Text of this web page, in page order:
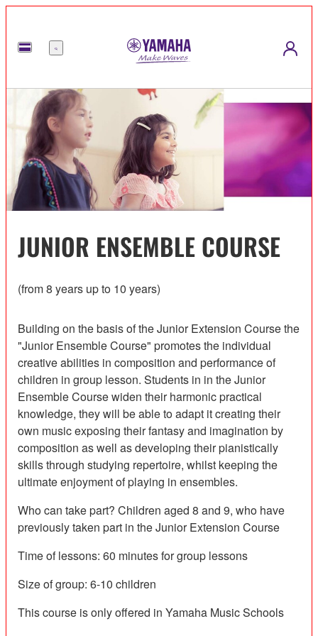
Menu
JUNIOR ENSEMBLE COURSE
(from 8 years up to 10 years)
Building on the basis of the Junior Extension Course the
"Junior Ensemble Course" promotes the individual
creative abilities in composition and performance of
children in group lesson. Students in in the Junior
Ensemble Course widen their harmonic practical
knowledge, they will be able to adapt it creating their
own music exposing their fantasy and imagination by
composition as well as developing their pianistically
skills through studying repertoire, whilst keeping the
ultimate enjoyment of playing in ensembles.
Who can take part? Children aged 8 and 9, who have
previously taken part in the Junior Extension Course
Time of lessons: 60 minutes for group lessons
Size of group: 6-10 children
This course is only offered in Yamaha Music Schools